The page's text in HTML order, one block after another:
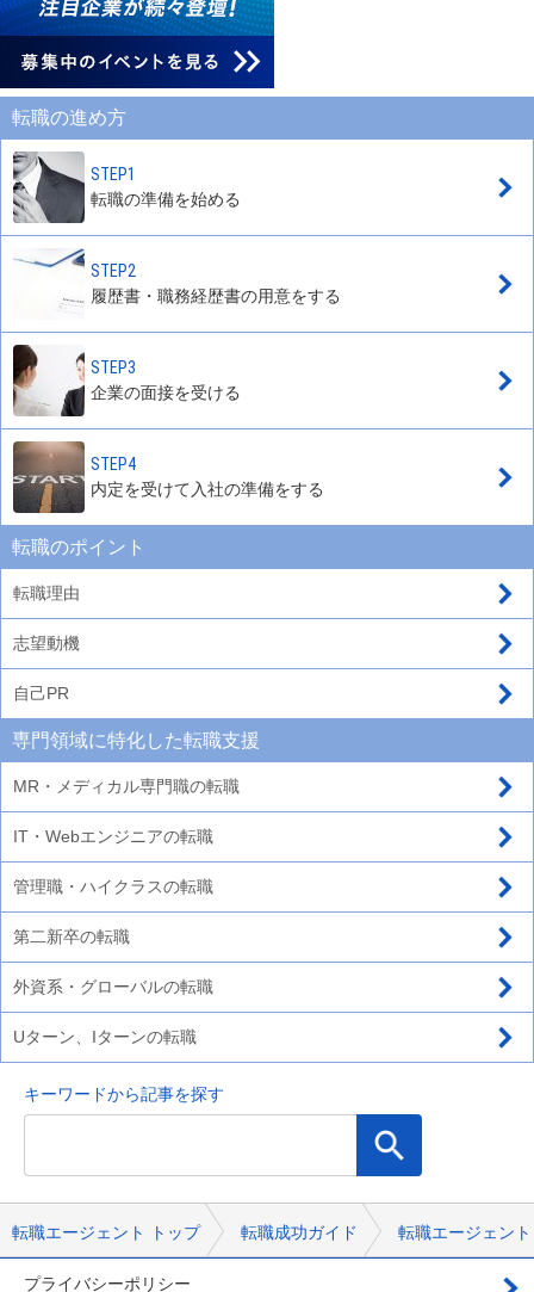
転職の進め方
STEP1
転職の準備を始める
STEP2
履歴書・職務経歴書の用意をする
STEP3
企業の面接を受ける
STEP4
内定を受けて入社の準備をする
転職のポイント
転職理由
志望動機
自己PR
専門領域に特化した転職支援
MR・メディカル専門職の転職
IT・Webエンジニアの転職
管理職・ハイクラスの転職
第二新卒の転職
外資系・グローバルの転職
Uターン、Iターンの転職
キーワードから記事を探す
転職エージェント トップ 転職成功ガイド 転職エージェント
プライバシーポリシー